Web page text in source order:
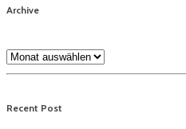
Archive
Archive
Recent Post